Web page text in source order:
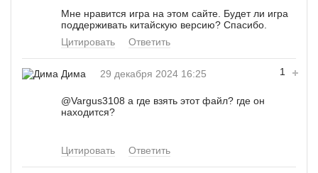
Мне нравится игра на этом сайте. Будет ли игра
поддерживать китайскую версию? Спасибо.
Цитировать
Ответить
1
Дима 29 декабря 2024 16:25
@Vargus3108 а где взять этот файл? где он
находится?
Цитировать Ответить